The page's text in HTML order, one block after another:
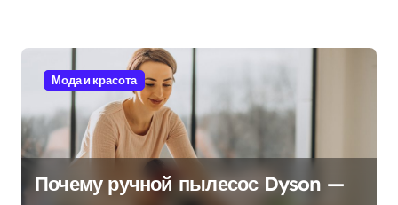
с
м
Мода и красота
Почему ручной пылесос Dyson —